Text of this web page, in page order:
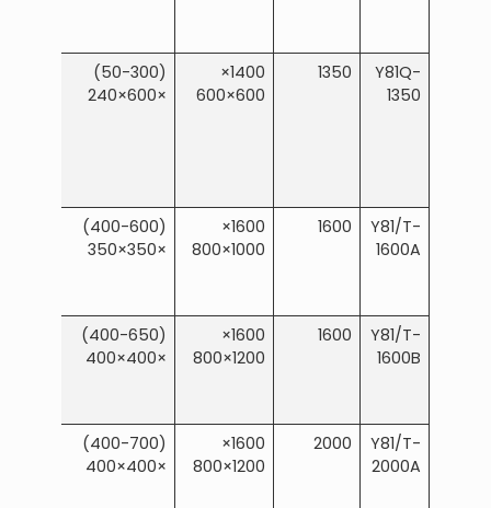
Y81Q-
1350
1350
1400×
600×600
(50-300)
×600×240
Y81/T-
1600A
1600
1600×
1000×800
(400-600)
×350×350
Y81/T-
1600B
1600
1600×
1200×800
(400-650)
×400×400
Y81/T-
2000A
2000
1600×
1200×800
(400-700)
×400×400